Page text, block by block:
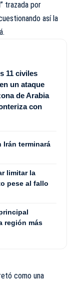
trazada por
así la
11 civiles
un ataque
de Arabia
con
Irán terminará
limitar la
pese al fallo
región más
como una